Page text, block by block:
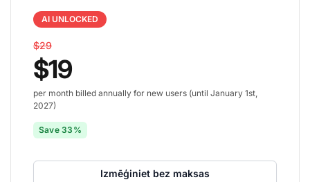
AI UNLOCKED
$29
$19
per month billed annually for new users (until January 1st,
2027)
Save 33%
Izmēģiniet bez maksas